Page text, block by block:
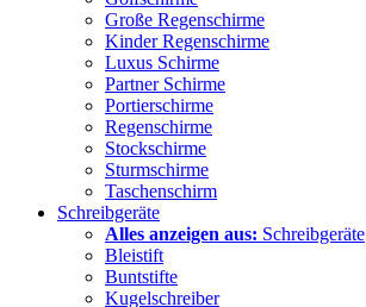
Große Regenschirme
Kinder Regenschirme
Luxus Schirme
Partner Schirme
Portierschirme
Regenschirme
Stockschirme
Sturmschirme
Taschenschirm
Schreibgeräte
Alles anzeigen aus: Schreibgeräte
Bleistift
Buntstifte
Kugelschreiber